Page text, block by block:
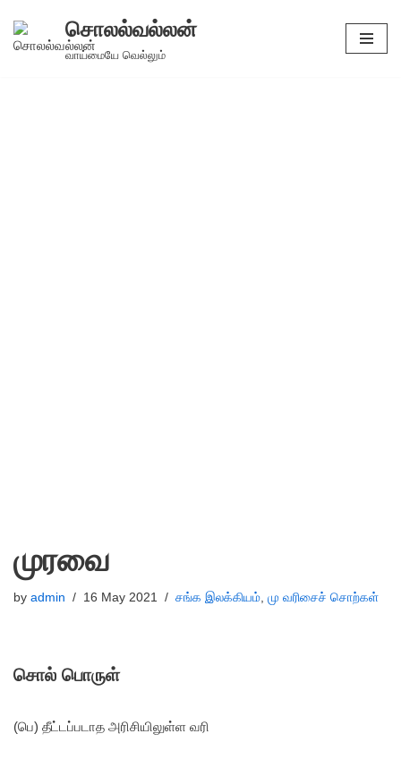
Skip
சொலல்வல்லன்
வாய்மையே வெல்லும்
முரவை
by admin 16 May 2021 சங்க இலக்கியம், மு வரிசைச் சொற்கள்
சொல் பொருள்
(பெ) தீட்டப்படாத அரிசியிலுள்ள வரி